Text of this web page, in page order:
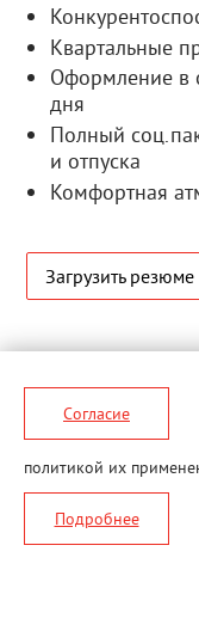
Квартальные
Оформление в
дня
Полный
и отпуска
Комфортная
Загрузить резюме
© MERLION, 2026 г. Все
защищены.
Согласие
политикой их
Подробнее